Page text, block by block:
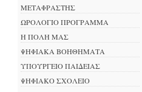
ΜΕΤΑΦΡΑΣΤΗΣ
ΩΡΟΛΟΓΙΟ ΠΡΟΓΡΑΜΜΑ
Η ΠΟΛΗ ΜΑΣ
ΨΗΦΙΑΚΑ ΒΟΗΘΗΜΑΤΑ
ΥΠΟΥΡΓΕΙΟ ΠΑΙΔΕΙΑΣ
ΨΗΦΙΑΚΟ ΣΧΟΛΕΙΟ